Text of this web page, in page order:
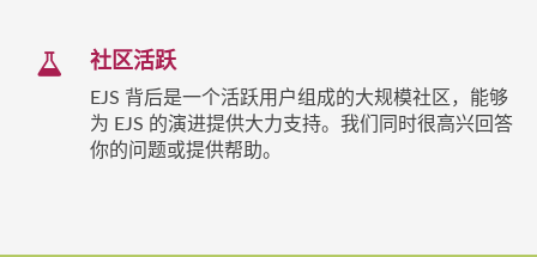
社区活跃
EJS 背后是一个活跃用户组成的大规模社区，能够
为 EJS 的演进提供大力支持。我们同时很高兴回答
你的问题或提供帮助。